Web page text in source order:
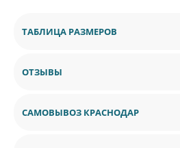
ТАБЛИЦА РАЗМЕРОВ
ОТЗЫВЫ
САМОВЫВОЗ КРАСНОДАР